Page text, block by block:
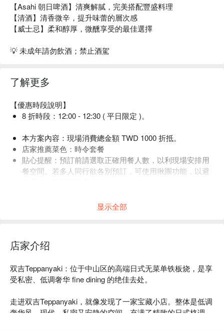
【Asahi 朝日啤酒】清爽解膩，完美搭配豐盛料理
【清酒】清香微辛，提升味蕾的層次感
【威士忌】柔和醇厚，微醺享受的最佳選擇
💡 未成年請勿飲酒；禁止酒駕
了解更多
【優惠時段說明】
8 折時段：12:00 - 12:30 ( 平日限定 )。
本方案內容：現場消費總金額 TWD 1000 折抵。
店家推薦菜色：時令套餐
貼心提醒：預訂前請選取正確用餐人數，以利現場安排用
餐空間。若多人同行欲各別預訂，可使用揪團功能，以避
显示全部
店家介绍
双吉Teppanyaki：位于中山区的高端日式无菜单铁板烧，是享
受私密、低调奢华 fine dining 的绝佳去处。
走进双吉Teppanyaki，就像发现了一家宝藏小店。整体是低调
奢华风，现代、私密又安静的空间，充满了精致的日式格调。